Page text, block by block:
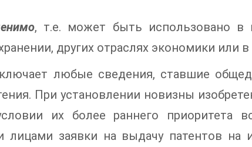
, т.е. может быть использовано в
других отраслях экономики или
любые сведения, ставшие
При установлении новизны
их более раннего приоритета
лицами заявки на выдачу патентов на